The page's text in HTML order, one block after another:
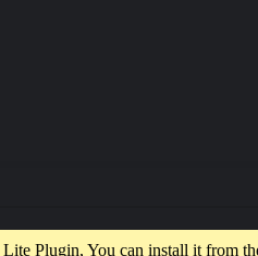
Plugin, You can install it from